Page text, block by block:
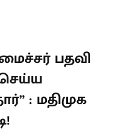
பதவி
: மதிமுக